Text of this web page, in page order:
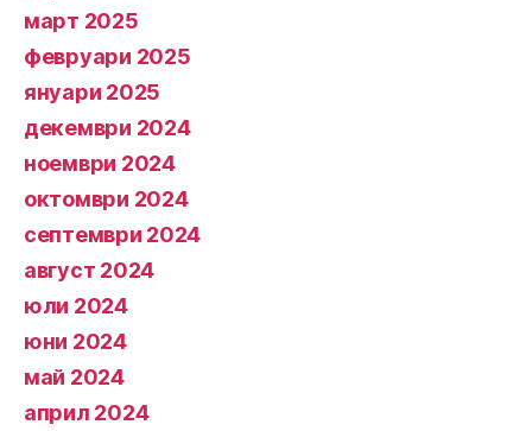
март 2025
февруари 2025
януари 2025
декември 2024
ноември 2024
октомври 2024
септември 2024
август 2024
юли 2024
юни 2024
май 2024
април 2024